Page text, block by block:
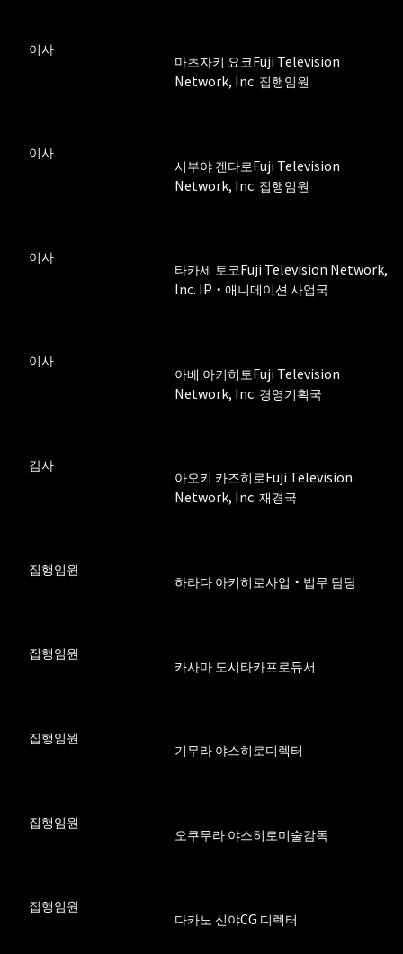
이사
마츠자키 요코Fuji Television
Network, Inc. 집행임원
이사
시부야 겐타로Fuji Television
Network, Inc. 집행임원
이사
타카세 토코Fuji Television Network,
Inc. IP・애니메이션 사업국
이사
아베 아키히토Fuji Television
Network, Inc. 경영기획국
감사
아오키 카즈히로Fuji Television
Network, Inc. 재경국
집행임원
하라다 아키히로사업・법무 담당
집행임원
카사마 도시타카프로듀서
집행임원
기무라 야스히로디렉터
집행임원
오쿠무라 야스히로미술감독
집행임원
다카노 신야CG 디렉터